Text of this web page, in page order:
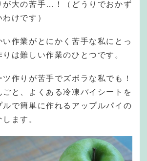
が大の苦手…！（どうりでおかず
けです）
作業がとにかく苦手な私にとっ
は難しい作業のひとつです。
作りが苦手でズボラな私でも！
ごと、よくある冷凍パイシートを
ルで簡単に作れるアップルパイの
ます。